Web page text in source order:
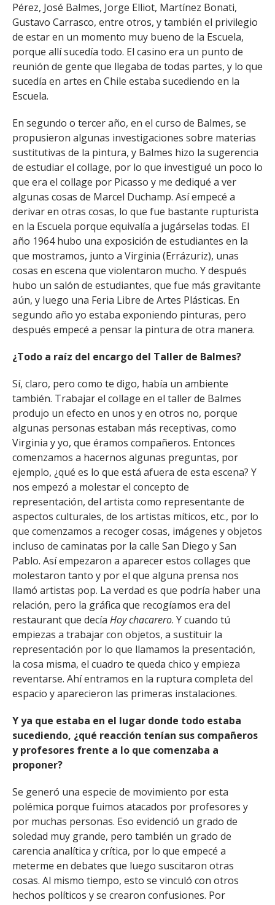
Pérez, José Balmes, Jorge Elliot, Martínez Bonati,
Gustavo Carrasco, entre otros, y también el privilegio
de estar en un momento muy bueno de la Escuela,
porque allí sucedía todo. El casino era un punto de
reunión de gente que llegaba de todas partes, y lo que
sucedía en artes en Chile estaba sucediendo en la
Escuela.
En segundo o tercer año, en el curso de Balmes, se
propusieron algunas investigaciones sobre materias
sustitutivas de la pintura, y Balmes hizo la sugerencia
de estudiar el collage, por lo que investigué un poco lo
que era el collage por Picasso y me dediqué a ver
algunas cosas de Marcel Duchamp. Así empecé a
derivar en otras cosas, lo que fue bastante rupturista
en la Escuela porque equivalía a jugárselas todas. El
año 1964 hubo una exposición de estudiantes en la
que mostramos, junto a Virginia (Errázuriz), unas
cosas en escena que violentaron mucho. Y después
hubo un salón de estudiantes, que fue más gravitante
aún, y luego una Feria Libre de Artes Plásticas. En
segundo año yo estaba exponiendo pinturas, pero
después empecé a pensar la pintura de otra manera.
¿Todo a raíz del encargo del Taller de Balmes?
Sí, claro, pero como te digo, había un ambiente
también. Trabajar el collage en el taller de Balmes
produjo un efecto en unos y en otros no, porque
algunas personas estaban más receptivas, como
Virginia y yo, que éramos compañeros. Entonces
comenzamos a hacernos algunas preguntas, por
ejemplo, ¿qué es lo que está afuera de esta escena? Y
nos empezó a molestar el concepto de
representación, del artista como representante de
aspectos culturales, de los artistas míticos, etc., por lo
que comenzamos a recoger cosas, imágenes y objetos
incluso de caminatas por la calle San Diego y San
Pablo. Así empezaron a aparecer estos collages que
molestaron tanto y por el que alguna prensa nos
llamó artistas pop. La verdad es que podría haber una
relación, pero la gráfica que recogíamos era del
restaurant que decía Hoy chacarero. Y cuando tú
empiezas a trabajar con objetos, a sustituir la
representación por lo que llamamos la presentación,
la cosa misma, el cuadro te queda chico y empieza
reventarse. Ahí entramos en la ruptura completa del
espacio y aparecieron las primeras instalaciones.
Y ya que estaba en el lugar donde todo estaba
sucediendo, ¿qué reacción tenían sus compañeros
y profesores frente a lo que comenzaba a
proponer?
Se generó una especie de movimiento por esta
polémica porque fuimos atacados por profesores y
por muchas personas. Eso evidenció un grado de
soledad muy grande, pero también un grado de
carencia analítica y crítica, por lo que empecé a
meterme en debates que luego suscitaron otras
cosas. Al mismo tiempo, esto se vinculó con otros
hechos políticos y se crearon confusiones. Por